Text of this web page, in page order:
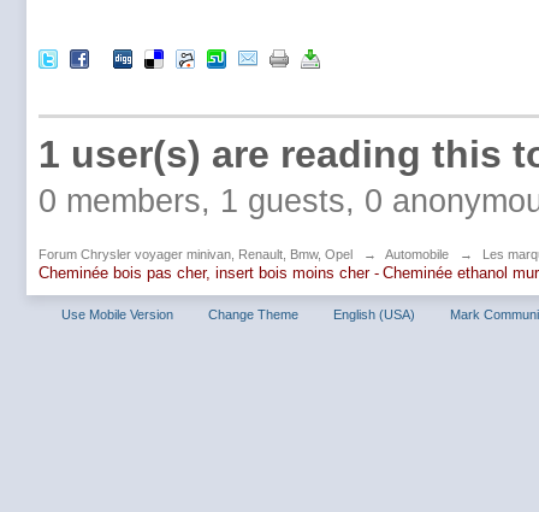
1 user(s) are reading this
0 members, 1 guests, 0
Forum Chrysler voyager minivan, Renault, Bmw, Opel → Automobile → Les
Cheminée bois pas cher, insert bois moins cher - Cheminée ethanol
Use Mobile Version Change Theme English (USA) Mark